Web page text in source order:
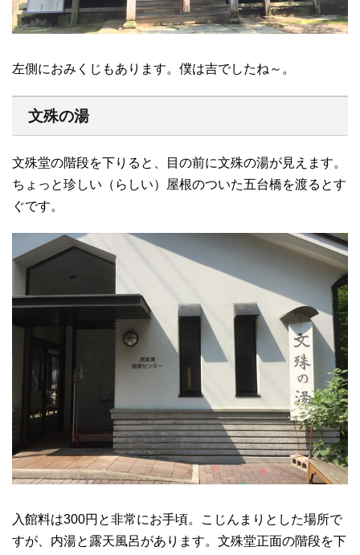
左側におみくじもあります。僕は吉でしたね～。
文殊の湯
文殊堂の階段を下りると、目の前に文殊の湯が見えます。
ちょっと珍しい（らしい）屋根のついた五台橋を渡るとす
ぐです。
入館料は300円と非常にお手頃。こじんまりとした場所で
すが、内湯と露天風呂があります。文殊堂正面の階段を下